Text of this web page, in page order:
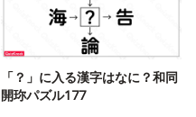
「？」に入る漢字はなに？和同
開珎パズル177